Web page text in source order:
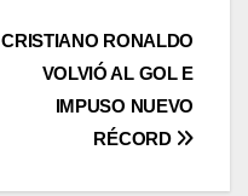
CRISTIANO RONALDO
VOLVIÓ AL GOL E
IMPUSO NUEVO
RÉCORD